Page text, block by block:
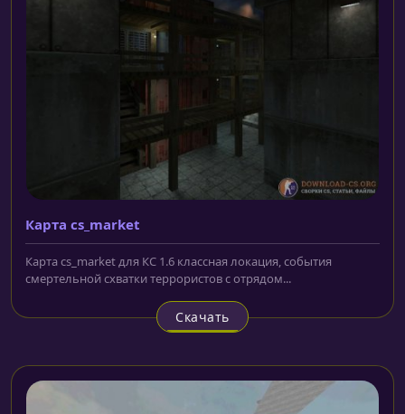
Карта cs_market
Карта cs_market для КС 1.6 классная локация, события
смертельной схватки террористов с отрядом...
Скачать